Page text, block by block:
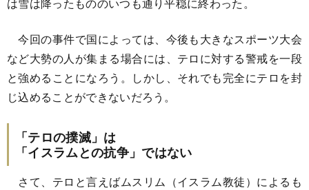
今回の事件で国によっては、今後も大きなスポーツ大会
など大勢の人が集まる場合には、テロに対する警戒を一段
と強めることになろう。しかし、それでも完全にテロを封
じ込めることができないだろう。
「テロの撲滅」は
「イスラムとの抗争」ではない
さて、テロと言えばムスリム（イスラム教徒）によるも